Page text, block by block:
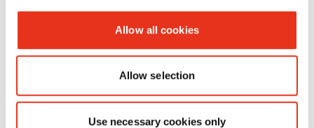
Allow all cookies
Allow selection
Use necessary cookies only
HSM
1845111O 4026631036627